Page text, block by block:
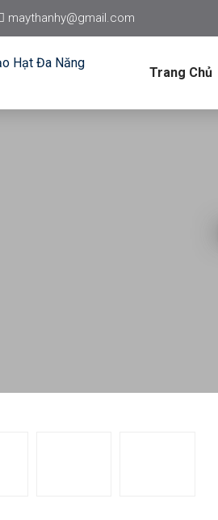
maythanhy@gmail.com
Trang Chủ